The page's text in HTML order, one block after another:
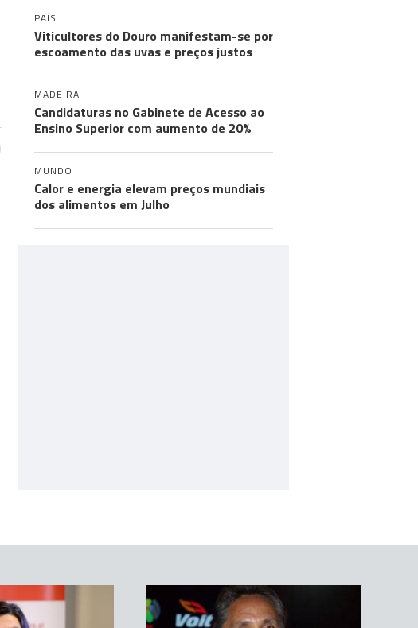
PAÍS
Viticultores do Douro manifestam-se por
escoamento das uvas e preços justos
MADEIRA
Candidaturas no Gabinete de Acesso ao
Ensino Superior com aumento de 20%
MUNDO
Calor e energia elevam preços mundiais
dos alimentos em Julho